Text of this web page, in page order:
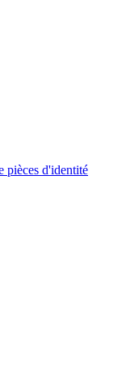
pièces d'identité